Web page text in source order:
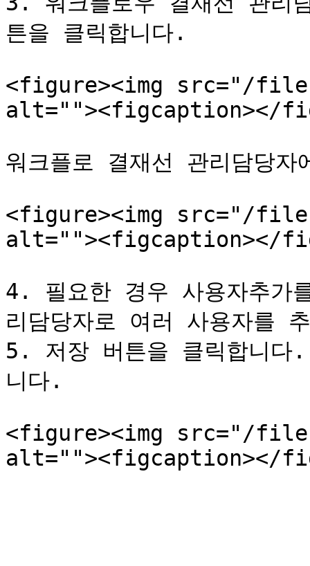
튼을 클릭합니다.
<figure><img src="/
alt=""><figcaption></
워크플로 결재선 관리담당
<figure><img src="/files/
alt=""><figcaption></
4. 필요한 경우 사용자추가
리담당자로 여러 사용자를
5. 저장 버튼을 클릭합니다
니다.
<figure><img src="/files/